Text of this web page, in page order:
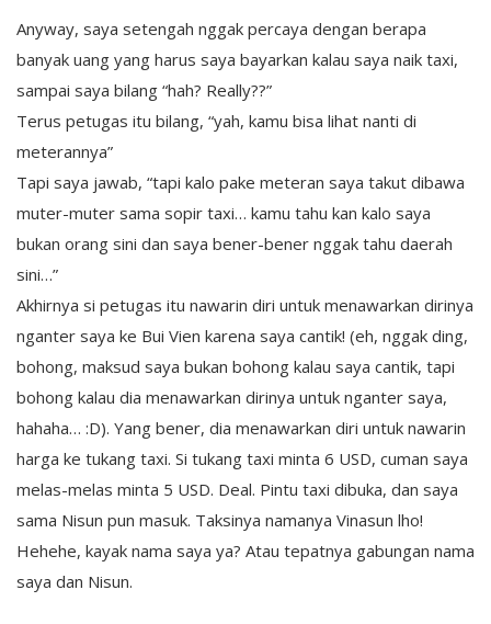
Anyway, saya setengah nggak percaya dengan berapa
banyak uang yang harus saya bayarkan kalau saya naik taxi,
sampai saya bilang “hah? Really??”
Terus petugas itu bilang, “yah, kamu bisa lihat nanti di
meterannya”
Tapi saya jawab, “tapi kalo pake meteran saya takut dibawa
muter-muter sama sopir taxi… kamu tahu kan kalo saya
bukan orang sini dan saya bener-bener nggak tahu daerah
sini…”
Akhirnya si petugas itu nawarin diri untuk menawarkan dirinya
nganter saya ke Bui Vien karena saya cantik! (eh, nggak ding,
bohong, maksud saya bukan bohong kalau saya cantik, tapi
bohong kalau dia menawarkan dirinya untuk nganter saya,
hahaha… :D). Yang bener, dia menawarkan diri untuk nawarin
harga ke tukang taxi. Si tukang taxi minta 6 USD, cuman saya
melas-melas minta 5 USD. Deal. Pintu taxi dibuka, dan saya
sama Nisun pun masuk. Taksinya namanya Vinasun lho!
Hehehe, kayak nama saya ya? Atau tepatnya gabungan nama
saya dan Nisun.